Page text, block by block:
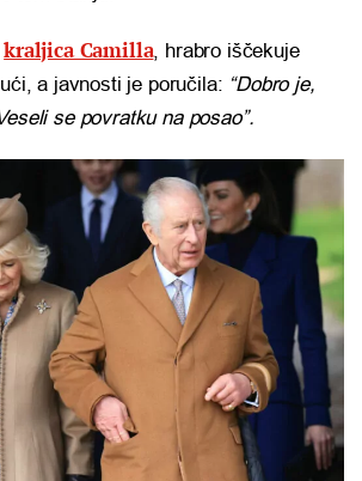
kraljica Camilla, hrabro iščekuje
a javnosti je poručila: “Dobro je,
se povratku na posao”.